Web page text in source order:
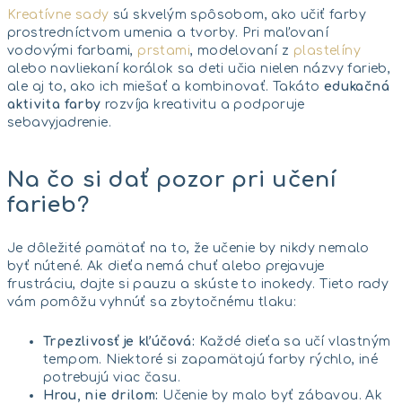
Kreatívne sady sú skvelým spôsobom, ako učiť farby
prostredníctvom umenia a tvorby. Pri maľovaní
vodovými farbami, prstami, modelovaní z plastelíny
alebo navliekaní korálok sa deti učia nielen názvy farieb,
ale aj to, ako ich miešať a kombinovať. Takáto edukačná
aktivita farby rozvíja kreativitu a podporuje
sebavyjadrenie.
Na čo si dať pozor pri učení
farieb?
Je dôležité pamätať na to, že učenie by nikdy nemalo
byť nútené. Ak dieťa nemá chuť alebo prejavuje
frustráciu, dajte si pauzu a skúste to inokedy. Tieto rady
vám pomôžu vyhnúť sa zbytočnému tlaku:
Trpezlivosť je kľúčová: Každé dieťa sa učí vlastným
tempom. Niektoré si zapamätajú farby rýchlo, iné
potrebujú viac času.
Hrou, nie drilom: Učenie by malo byť zábavou. Ak